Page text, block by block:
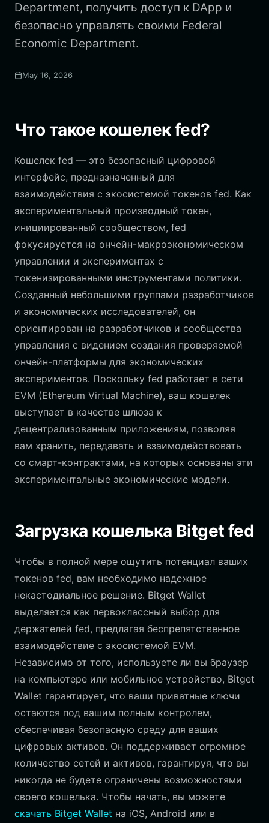
Department, получить доступ к DApp и
безопасно управлять своими Federal
Economic Department.
May 16, 2026
Что такое кошелек fed?
Кошелек fed — это безопасный цифровой
интерфейс, предназначенный для
взаимодействия с экосистемой токенов fed. Как
экспериментальный производный токен,
инициированный сообществом, fed
фокусируется на ончейн-макроэкономическом
управлении и экспериментах с
токенизированными инструментами политики.
Созданный небольшими группами разработчиков
и экономических исследователей, он
ориентирован на разработчиков и сообщества
управления с видением создания проверяемой
ончейн-платформы для экономических
экспериментов. Поскольку fed работает в сети
EVM (Ethereum Virtual Machine), ваш кошелек
выступает в качестве шлюза к
децентрализованным приложениям, позволяя
вам хранить, передавать и взаимодействовать
со смарт-контрактами, на которых основаны эти
экспериментальные экономические модели.
Загрузка кошелька Bitget fed
Чтобы в полной мере ощутить потенциал ваших
токенов fed, вам необходимо надежное
некастодиальное решение. Bitget Wallet
выделяется как первоклассный выбор для
держателей fed, предлагая беспрепятственное
взаимодействие с экосистемой EVM.
Независимо от того, используете ли вы браузер
на компьютере или мобильное устройство, Bitget
Wallet гарантирует, что ваши приватные ключи
остаются под вашим полным контролем,
обеспечивая безопасную среду для ваших
цифровых активов. Он поддерживает огромное
количество сетей и активов, гарантируя, что вы
никогда не будете ограничены возможностями
своего кошелька. Чтобы начать, вы можете
скачать Bitget Wallet на iOS, Android или в